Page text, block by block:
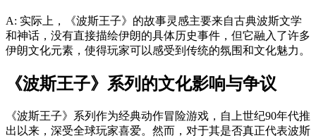
A: 实际上，《波斯王子》的故事灵感主要来自古典波斯文学
和神话，没有直接描绘伊朗的具体历史事件，但它融入了许多
伊朗文化元素，使得玩家可以感受到传统的氛围和文化魅力。
《波斯王子》系列的文化影响与争议
《波斯王子》系列作为经典动作冒险游戏，自上世纪90年代推
出以来，深受全球玩家喜爱。然而，对于其是否真正代表波斯